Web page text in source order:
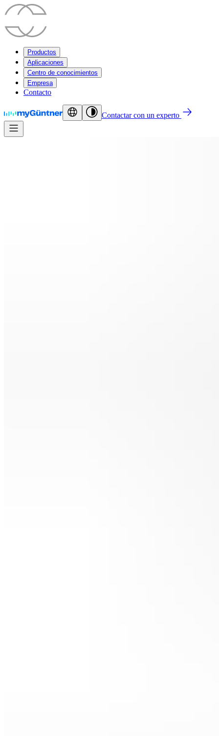
Productos
Aplicaciones
Centro de conocimientos
Empresa
Contacto
Contactar con un experto